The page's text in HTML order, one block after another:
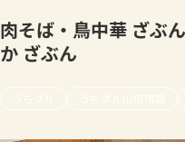
肉そば・鳥中華 ざぶん
か ざぶん
うちグル うちグル山形市版